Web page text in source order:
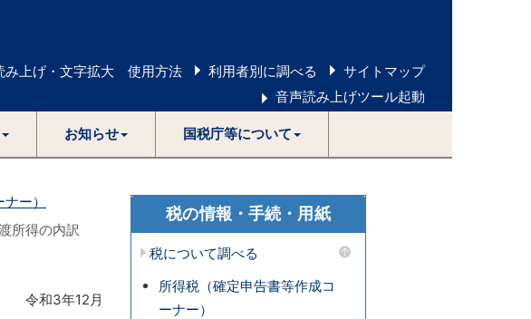
み上げ・文字拡大 使用方法 利用者別に調べる
サイトマップ
音声読み上げツール起動
お知らせ 国税庁等について
ー）
所得の内訳
令和3年12月
税の情報・手続・用紙
税について調べる
所得税（確定申告書等作成コ
ーナー）